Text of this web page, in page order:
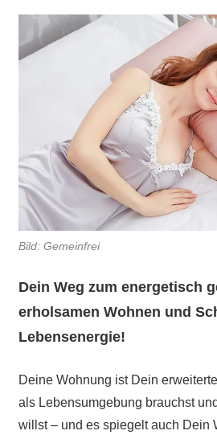
Bild: Gemeinfrei
Dein Weg zum energetisch
erholsamen Wohnen und
Lebensenergie!
Deine Wohnung ist Dein
als Lebensumgebung brauchst
willst – und es spiegelt auch Dein